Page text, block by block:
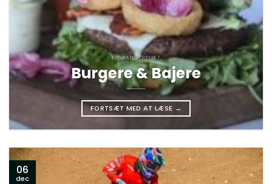
IKKE-KATEGORISERET
Burgere & Bajere
FORTSÆT MED AT LÆSE →
06
dec